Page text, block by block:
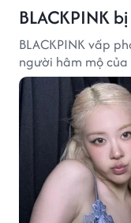
BLACKPINK
BLACKPINK vấp
người hâm mộ của